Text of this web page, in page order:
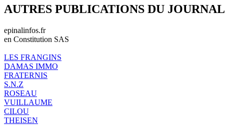
AUTRES PUBLICATIONS DU JOURNAL
epinalinfos.fr
en Constitution SAS
LES FRANGINS
DAMAS IMMO
FRATERNIS
S.N.Z
ROSEAU
VUILLAUME
CILOU
THEISEN